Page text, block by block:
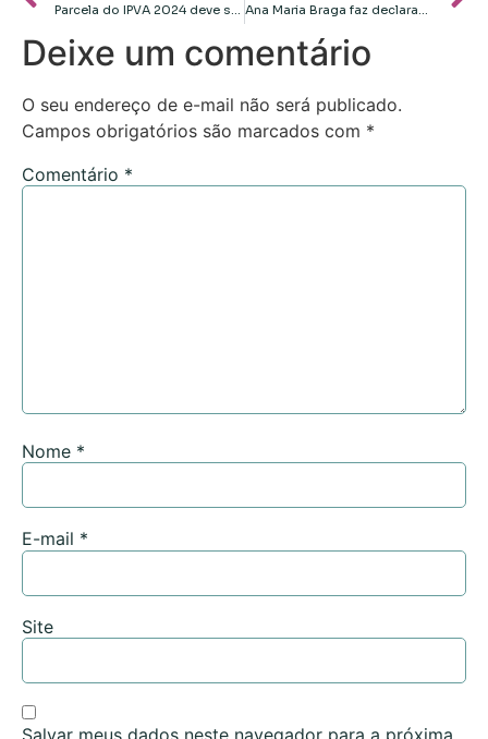
Deixe um comentário
O seu endereço de e-mail não será publicado.
Campos obrigatórios são marcados com *
Comentário *
Nome *
E-mail *
Site
Salvar meus dados neste navegador para a próxima